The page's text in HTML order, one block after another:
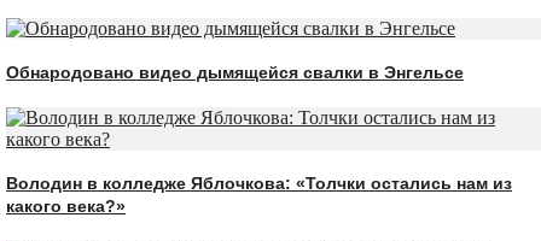
Обнародовано видео дымящейся свалки в Энгельсе
Володин в колледже Яблочкова: «Толчки остались нам из
какого века?»